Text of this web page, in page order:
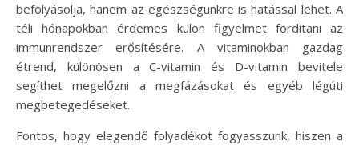
befolyásolja, hanem az egészségünkre is hatással lehet. A
téli hónapokban érdemes külön figyelmet fordítani az
immunrendszer erősítésére. A vitaminokban gazdag
étrend, különösen a C-vitamin és D-vitamin bevitele
segíthet megelőzni a megfázásokat és egyéb légúti
megbetegedéseket.
Fontos, hogy elegendő folyadékot fogyasszunk, hiszen a